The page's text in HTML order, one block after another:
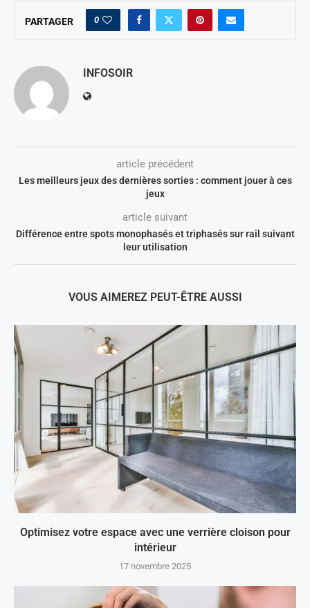
PARTAGER 0
INFOSOIR
article précédent
Les meilleurs jeux des dernières sorties : comment jouer à ces
jeux
article suivant
Différence entre spots monophasés et triphasés sur rail suivant
leur utilisation
VOUS AIMEREZ PEUT-ÊTRE AUSSI
Optimisez votre espace avec une verrière cloison pour
intérieur
17 novembre 2025